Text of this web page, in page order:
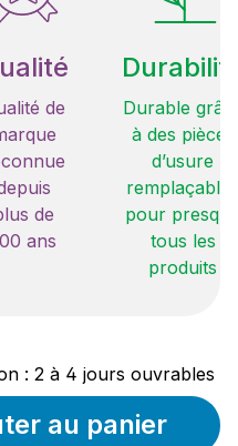
de
de
ans
Durable
à des pièces
d’usure
remplaçables
pour
tous les
produits
: 2 à 4 jours ouvrables
au panier